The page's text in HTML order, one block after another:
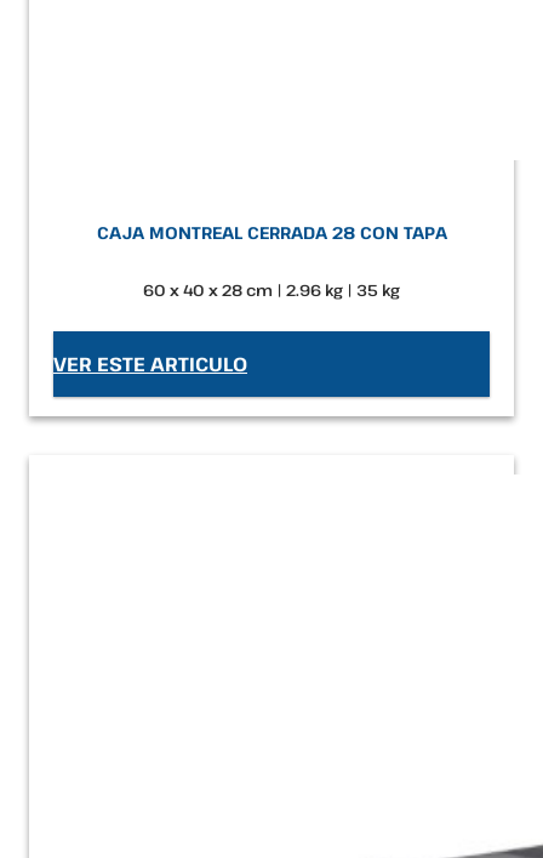
CAJA MONTREAL CERRADA 28 CON TAPA
60 x 40 x 28 cm | 2.96 kg | 35 kg
VER ESTE ARTICULO